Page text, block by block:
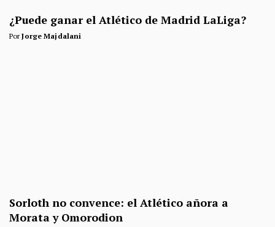
¿Puede ganar el Atlético de Madrid LaLiga?
PorJorge Majdalani
Sorloth no convence: el Atlético añora a
Morata y Omorodion